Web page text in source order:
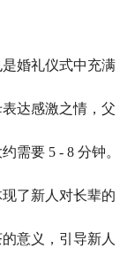
婚礼仪式中充满
达感激之情，父
需要 5 - 8 分钟。
了新人对长辈的
意义，引导新人